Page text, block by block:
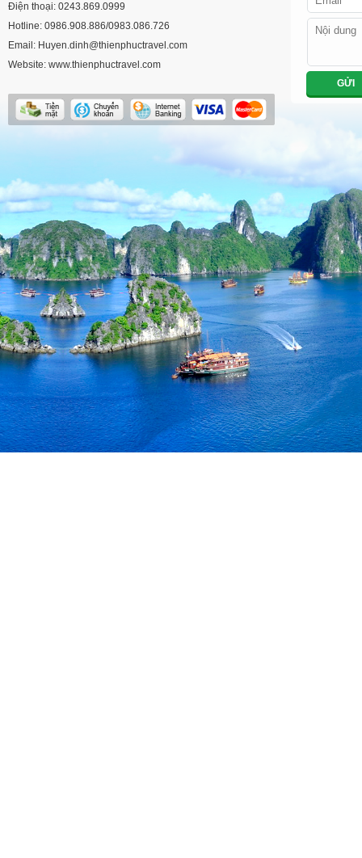
Điện thoại: 0243.869.0999
Hotline: 0986.908.886/0983.086.726
Email: Huyen.dinh@thienphuctravel.com
Website: www.thienphuctravel.com
GỬI